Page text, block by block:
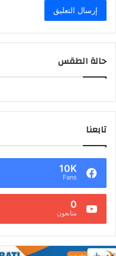
حالة الطقس
تابعنا
10K
Fans
0
متابعون